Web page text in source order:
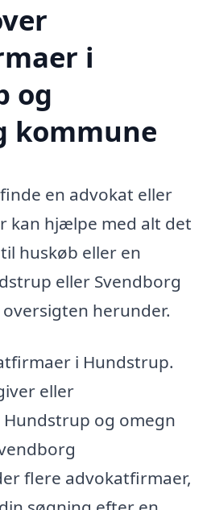
i
og
kommune
en advokat eller
kan hjælpe med alt det
huskøb eller en
eller Svendborg
herunder.
i Hundstrup.
eller
og omegn
flere advokatfirmaer,